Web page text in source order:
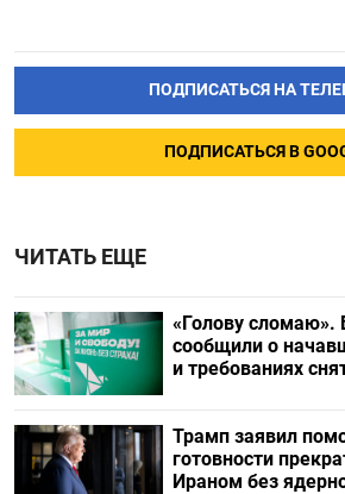
ПОДПИСАТЬСЯ НА
ПОДПИСАТЬСЯ В
ЧИТАТЬ ЕЩЕ
«Голову сломаю».
сообщили о
и требованиях
Трамп заявил
готовности
Ираном без